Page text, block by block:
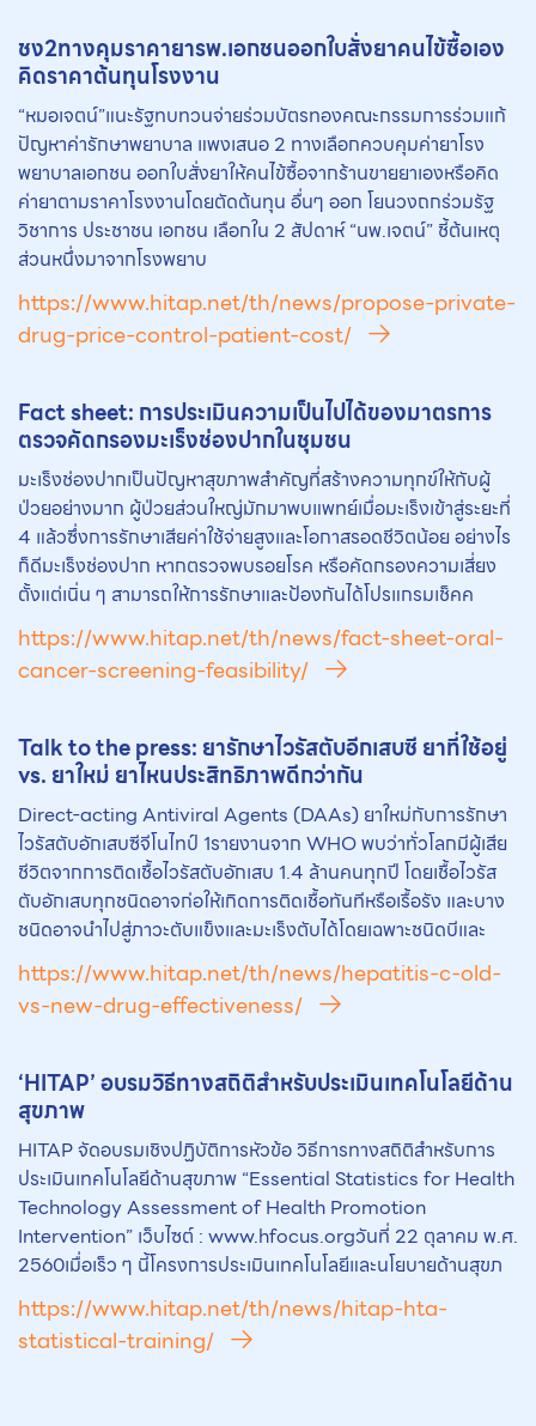
ชง2ทางคุมราคายารพ.เอกชนออกใบสั่งยาคนไข้ซื้อเอง
คิดราคาต้นทุนโรงงาน
“หมอเจตน์”แนะรัฐทบทวนจ่ายร่วมบัตรทองคณะกรรมการร่วมแก้
ปัญหาค่ารักษาพยาบาล แพงเสนอ 2 ทางเลือกควบคุมค่ายาโรง
พยาบาลเอกชน ออกใบสั่งยาให้คนไข้ซื้อจากร้านขายยาเองหรือคิด
ค่ายาตามราคาโรงงานโดยตัดต้นทุน อื่นๆ ออก โยนวงถกร่วมรัฐ
วิชาการ ประชาชน เอกชน เลือกใน 2 สัปดาห์ “นพ.เจตน์” ชี้ต้นเหตุ
ส่วนหนึ่งมาจากโรงพยาบ
https://www.hitap.net/th/news/propose-private-
drug-price-control-patient-cost/
Fact sheet: การประเมินความเป็นไปได้ของมาตรการ
ตรวจคัดกรองมะเร็งช่องปากในชุมชน
มะเร็งช่องปากเป็นปัญหาสุขภาพสำคัญที่สร้างความทุกข์ให้กับผู้
ป่วยอย่างมาก ผู้ป่วยส่วนใหญ่มักมาพบแพทย์เมื่อมะเร็งเข้าสู่ระยะที่
4 แล้วซึ่งการรักษาเสียค่าใช้จ่ายสูงและโอกาสรอดชีวิตน้อย อย่างไร
ก็ดีมะเร็งช่องปาก หากตรวจพบรอยโรค หรือคัดกรองความเสี่ยง
ตั้งแต่เนิ่น ๆ สามารถให้การรักษาและป้องกันได้โปรแกรมเช็คค
https://www.hitap.net/th/news/fact-sheet-oral-
cancer-screening-feasibility/
Talk to the press: ยารักษาไวรัสตับอีกเสบซี ยาที่ใช้อยู่
vs. ยาใหม่ ยาไหนประสิทธิภาพดีกว่ากัน
Direct-acting Antiviral Agents (DAAs) ยาใหม่กับการรักษา
ไวรัสตับอักเสบซีจีโนไทป์ 1รายงานจาก WHO พบว่าทั่วโลกมีผู้เสีย
ชีวิตจากการติดเชื้อไวรัสตับอักเสบ 1.4 ล้านคนทุกปี โดยเชื้อไวรัส
ตับอักเสบทุกชนิดอาจก่อให้เกิดการติดเชื้อทันทีหรือเรื้อรัง และบาง
ชนิดอาจนำไปสู่ภาวะตับแข็งและมะเร็งตับได้โดยเฉพาะชนิดบีและ
https://www.hitap.net/th/news/hepatitis-c-old-
vs-new-drug-effectiveness/
‘HITAP’ อบรมวิธีทางสถิติสำหรับประเมินเทคโนโลยีด้าน
สุขภาพ
HITAP จัดอบรมเชิงปฏิบัติการหัวข้อ วิธีการทางสถิติสำหรับการ
ประเมินเทคโนโลยีด้านสุขภาพ “Essential Statistics for Health
Technology Assessment of Health Promotion
Intervention” เว็บไซต์ : www.hfocus.orgวันที่ 22 ตุลาคม พ.ศ.
2560เมื่อเร็ว ๆ นี้โครงการประเมินเทคโนโลยีและนโยบายด้านสุขภ
https://www.hitap.net/th/news/hitap-hta-
statistical-training/